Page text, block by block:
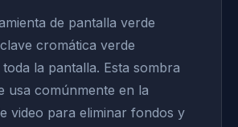
de pantalla verde
cromática verde
la pantalla. Esta sombra
usa comúnmente en la
video para eliminar fondos y